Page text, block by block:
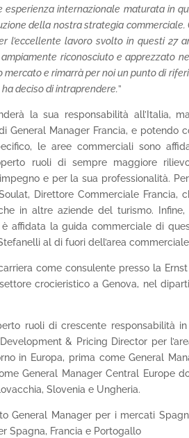
internazionale maturata in
della nostra strategia
l’eccellente lavoro svolto in questi 27
riconosciuto e apprezzato
mercato e rimarrà per noi un punto di
deciso di intraprendere.”
la sua responsabilità all’Italia,
General Manager Francia, e potendo
le aree commerciali sono
ruoli di sempre maggiore
e per la sua professionalità.
Direttore Commerciale Francia,
in altre aziende del turismo.
affidata la guida commerciale di
al di fuori dell’area
come consulente presso la
crocieristico a Genova, nel
ruoli di crescente responsabilità
& Pricing Director per
in Europa, prima come General
General Manager Central Europe
Slovenia e Ungheria.
General Manager per i mercati
Spagna, Francia e Portogallo